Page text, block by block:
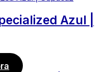
Azul |